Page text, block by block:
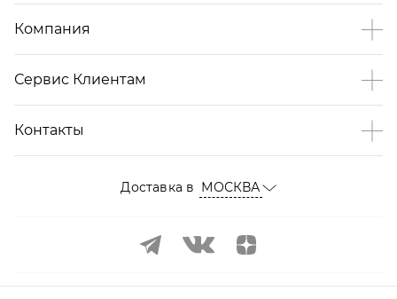
Компания
Сервис Клиентам
Контакты
Доставка в МОСКВА